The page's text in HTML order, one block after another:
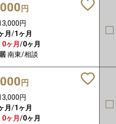
円
円
月 /1ヶ月
0ヶ月 /0ヶ月
南東/相談
円
円
月 /1ヶ月
0ヶ月 /0ヶ月